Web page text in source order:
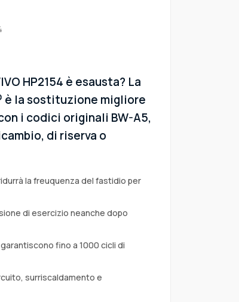
HP2154 è esausta? La
è la sostituzione migliore
i codici originali BW-A5,
di riserva o
la freuquenza del fastidio per
di esercizio neanche dopo
fino a 1000 cicli di
surriscaldamento e